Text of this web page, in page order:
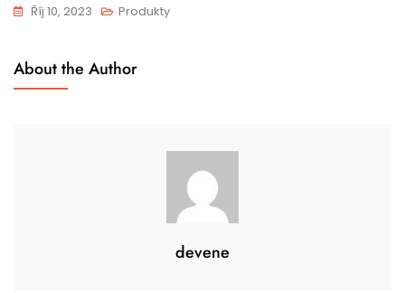
Říj 10, 2023 Produkty
About the Author
devene